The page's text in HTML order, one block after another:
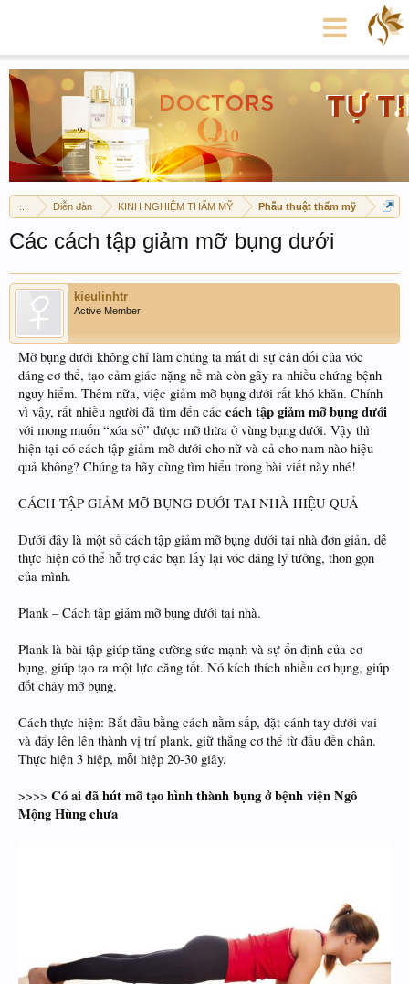
Diễn đàn KINH NGHIỆM THẨM MỸ Phẫu thuật thẩm mỹ
Các cách tập giảm mỡ bụng dưới
kieulinhtr
Active Member
Mỡ bụng dưới không chỉ làm chúng ta mất đi sự cân đối của vóc
dáng cơ thể, tạo cảm giác nặng nề mà còn gây ra nhiều chứng bệnh
nguy hiểm. Thêm nữa, việc giảm mỡ bụng dưới rất khó khăn. Chính
vì vậy, rất nhiều người đã tìm đến các cách tập giảm mỡ bụng dưới
với mong muốn “xóa sổ” được mỡ thừa ở vùng bụng dưới. Vậy thì
hiện tại có cách tập giảm mỡ dưới cho nữ và cả cho nam nào hiệu
quả không? Chúng ta hãy cùng tìm hiểu trong bài viết này nhé!
CÁCH TẬP GIẢM MỠ BỤNG DƯỚI TẠI NHÀ HIỆU QUẢ
Dưới đây là một số cách tập giảm mỡ bụng dưới tại nhà đơn giản, dễ
thực hiện có thể hỗ trợ các bạn lấy lại vóc dáng lý tưởng, thon gọn
của mình.
Plank – Cách tập giảm mỡ bụng dưới tại nhà.
Plank là bài tập giúp tăng cường sức mạnh và sự ổn định của cơ
bụng, giúp tạo ra một lực căng tốt. Nó kích thích nhiều cơ bụng, giúp
đốt cháy mỡ bụng.
Cách thực hiện: Bắt đầu bằng cách nằm sấp, đặt cánh tay dưới vai
và đẩy lên lên thành vị trí plank, giữ thẳng cơ thể từ đầu đến chân.
Thực hiện 3 hiệp, mỗi hiệp 20-30 giây.
>>>> Có ai đã hút mỡ tạo hình thành bụng ở bệnh viện Ngô
Mộng Hùng chưa